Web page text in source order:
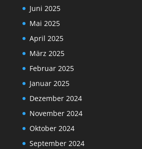
Juni 2025
Mai 2025
April 2025
März 2025
Februar 2025
Januar 2025
Dezember 2024
November 2024
Oktober 2024
September 2024